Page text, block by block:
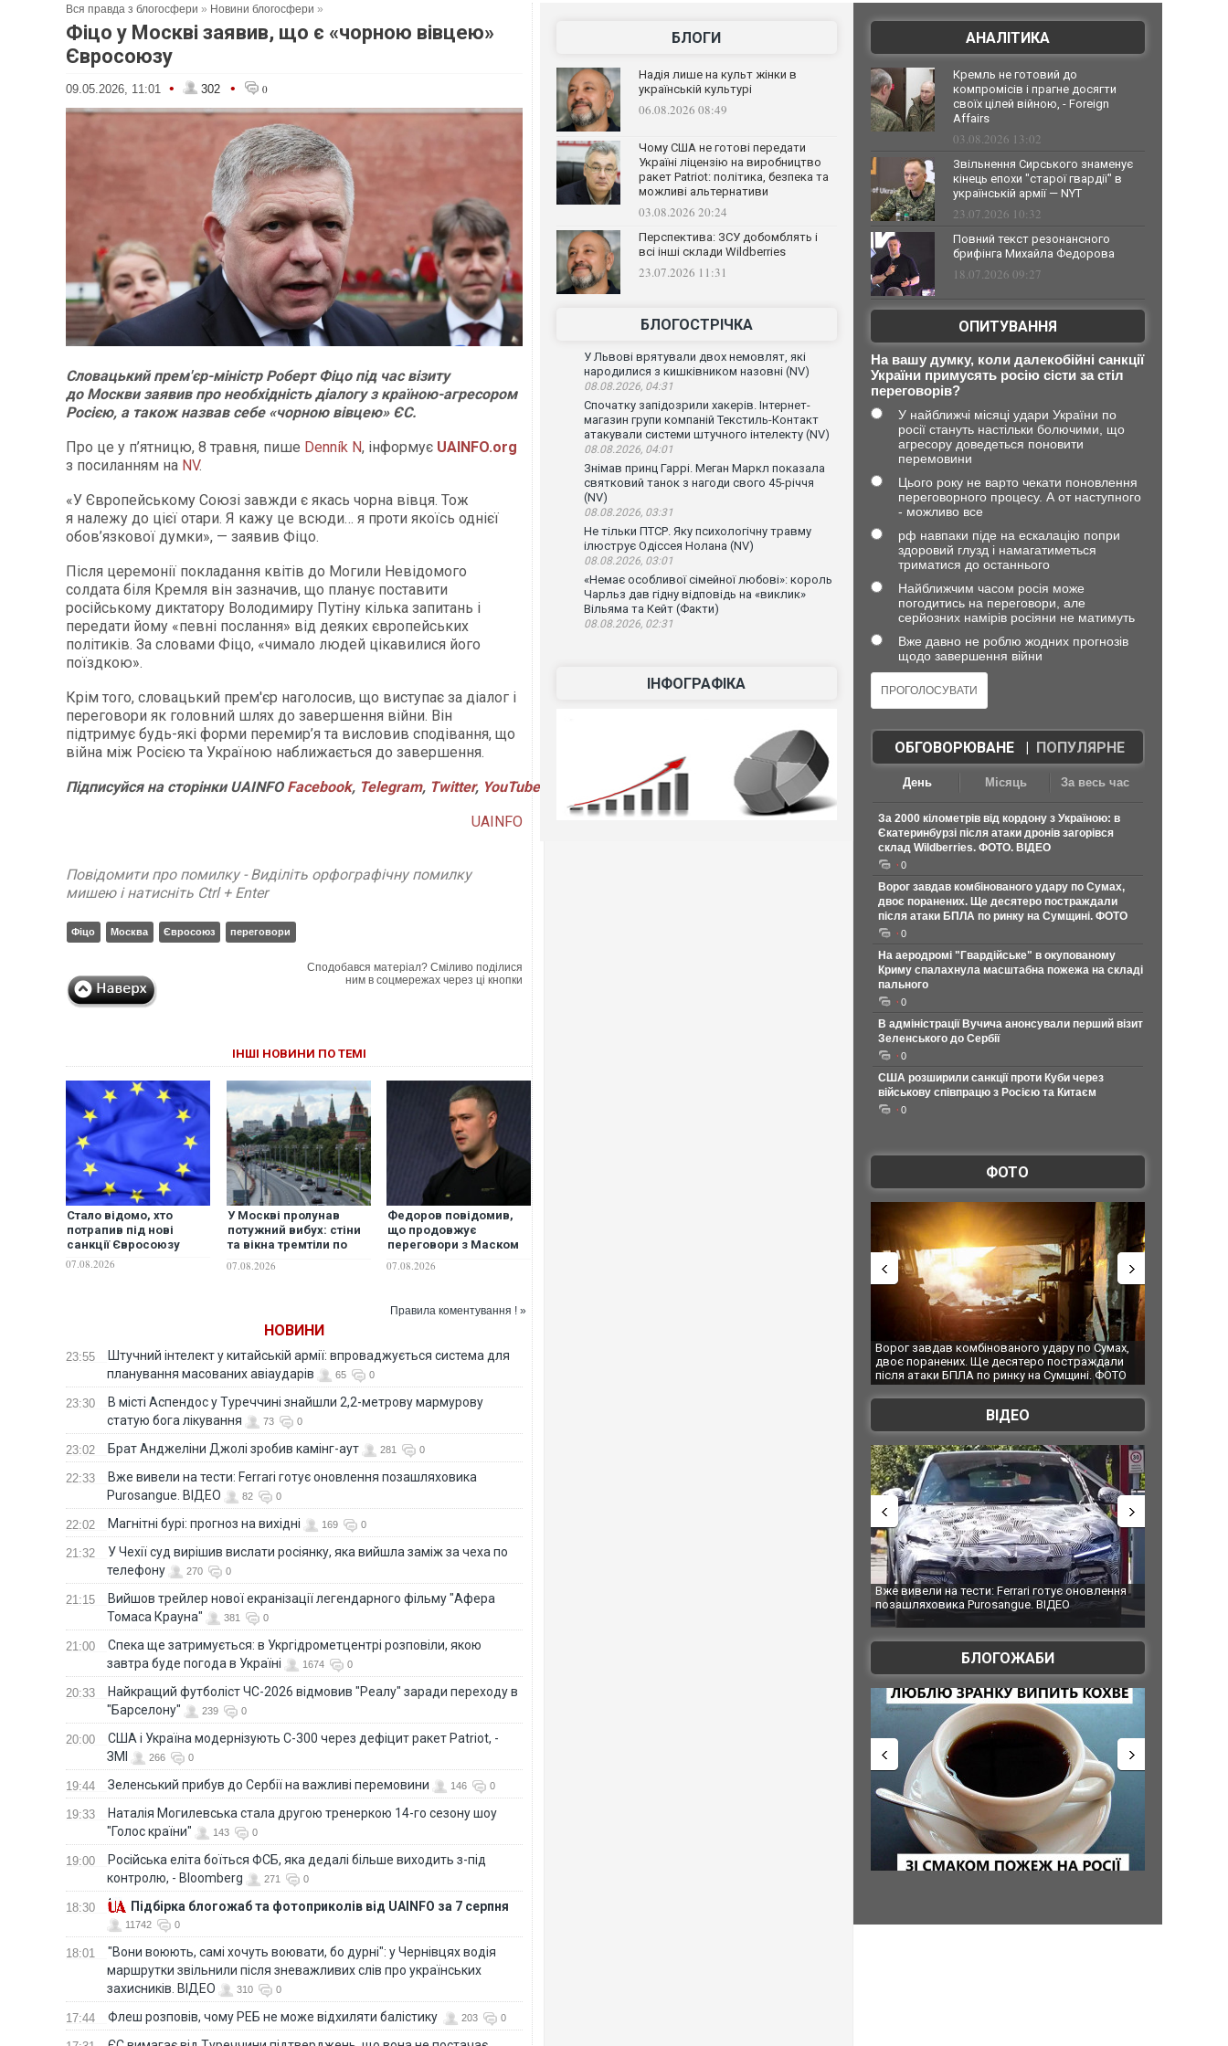
Вся правда з блогосфери » Новини блогосфери »
Фіцо у Москві заявив, що є «чорною вівцею»
Євросоюзу
09.05.2026, 11:01 • 302 • 0
Словацький прем'єр-міністр Роберт Фіцо під час візиту
до Москви заявив про необхідність діалогу з країною-агресором
Росією, а також назвав себе «чорною вівцею» ЄС.
Про це у п’ятницю, 8 травня, пише Denník N, інформує UAINFO.org
з посиланням на NV.
«У Європейському Союзі завжди є якась чорна вівця. Тож
я належу до цієї отари. Я кажу це всюди… я проти якоїсь однієї
обов’язкової думки», — заявив Фіцо.
Після церемонії покладання квітів до Могили Невідомого
солдата біля Кремля він зазначив, що планує поставити
російському диктатору Володимиру Путіну кілька запитань і
передати йому «певні послання» від деяких європейських
політиків. За словами Фіцо, «чимало людей цікавилися його
поїздкою».
Крім того, словацький прем'єр наголосив, що виступає за діалог і
переговори як головний шлях до завершення війни. Він
підтримує будь-які форми перемир’я та висловив сподівання, що
війна між Росією та Україною наближається до завершення.
ПідписуйсянасторінкиUAINFO Facebook, Telegram, Twitter, YouTube
UAINFO
Повідомити про помилку - Виділіть орфографічну помилку
мишею і натисніть Ctrl + Enter
Фіцо Москва Євросоюз переговори
Сподобався матеріал? Сміливо поділися
ним в соцмережах через ці кнопки
ІНШІ НОВИНИ ПО ТЕМІ
Стало відомо, хто
потрапив під нові
санкції Євросоюзу
07.08.2026
У Москві пролунав
потужний вибух: стіни
та вікна тремтіли по
07.08.2026
Федоров повідомив,
що продовжує
переговори з Маском
Starlink для ураження
07.08.2026
Правила коментування ! »
НОВИНИ
23:55
Штучний інтелект у китайській армії: впроваджується система для
планування масованих авіаударів
65 0
23:30
В місті Аспендос у Туреччині знайшли 2,2-метрову мармурову
статую бога лікування
73 0
23:02 Брат Анджеліни Джолі зробив камінг-аут 281 0
22:33
Вже вивели на тести: Ferrari готує оновлення позашляховика
Purosangue. ВІДЕО
82 0
22:02 Магнітні бурі: прогноз на вихідні 169 0
21:32
У Чехії суд вирішив вислати росіянку, яка вийшла заміж за чеха по
телефону
270 0
21:15
Вийшов трейлер нової екранізації легендарного фільму "Афера
Томаса Крауна"
381 0
21:00
Спека ще затримується: в Укргідрометцентрі розповіли, якою
завтра буде погода в Україні
1674 0
20:33
Найкращий футболіст ЧС-2026 відмовив "Реалу" заради переходу в
"Барселону"
239 0
20:00
США і Україна модернізують С-300 через дефіцит ракет Patriot, -
ЗМІ
266 0
19:44 Зеленський прибув до Сербії на важливі перемовини 146 0
19:33
Наталія Могилевська стала другою тренеркою 14-го сезону шоу
"Голос країни"
143 0
19:00
Російська еліта боїться ФСБ, яка дедалі більше виходить з-під
контролю, - Bloomberg
271 0
18:30 Підбірка блогожаб та фотоприколів від UAINFO за 7 серпня
11742 0
18:01
"Вони воюють, самі хочуть воювати, бо дурні": у Чернівцях водія
маршрутки звільнили після зневажливих слів про українських
захисників. ВІДЕО
310 0
17:44 Флеш розповів, чому РЕБ не може відхиляти балістику 203 0
БЛОГИ
Надія лише на культ жінки в
українській культурі
06.08.2026 08:49
Чому США не готові передати
Україні ліцензію на виробництво
ракет Patriot: політика, безпека та
можливі альтернативи
03.08.2026 20:24
Перспектива: ЗСУ добомблять і
всі інші склади Wildberries
23.07.2026 11:31
БЛОГОСТРІЧКА
У Львові врятували двох немовлят, які
народилися з кишківником назовні (NV)
08.08.2026, 04:31
Спочатку запідозрили хакерів. Інтернет-
магазин групи компаній Текстиль-Контакт
атакували системи штучного інтелекту (NV)
08.08.2026, 04:01
Знімав принц Гаррі. Меган Маркл показала
святковий танок з нагоди свого 45-річчя
(NV)
08.08.2026, 03:31
Не тільки ПТСР. Яку психологічну травму
ілюструє Одіссея Нолана (NV)
08.08.2026, 03:01
«Немає особливої сімейної любові»: король
Чарльз дав гідну відповідь на «виклик»
Вільяма та Кейт (Факти)
08.08.2026, 02:31
ІНФОГРАФІКА
АНАЛІТИКА
Кремль не готовий до
компромісів і прагне досягти
своїх цілей війною, - Foreign
Affairs
03.08.2026 13:02
Звільнення Сирського знаменує
кінець епохи "старої гвардії" в
українській армії — NYT
23.07.2026 10:32
Повний текст резонансного
брифінга Михайла Федорова
18.07.2026 09:27
ОПИТУВАННЯ
На вашу думку, коли далекобійні санкції
України примусять росію сісти за стіл
переговорів?
У найближчі місяці удари України по
росії стануть настільки болючими, що
агресору доведеться поновити
перемовини
Цього року не варто чекати поновлення
переговорного процесу. А от наступного
- можливо все
рф навпаки піде на ескалацію попри
здоровий глузд і намагатиметься
триматися до останнього
Найближчим часом росія може
погодитись на переговори, але
серйозних намірів росіяни не матимуть
Вже давно не роблю жодних прогнозів
щодо завершення війни
ОБГОВОРЮВАНЕ| ПОПУЛЯРНЕ
День Місяць За весь час
За 2000 кілометрів від кордону з Україною: в
Єкатеринбурзі після атаки дронів загорівся
склад Wildberries. ФОТО. ВІДЕО
0
Ворог завдав комбінованого удару по Сумах,
двоє поранених. Ще десятеро постраждали
після атаки БПЛА по ринку на Сумщині. ФОТО
0
На аеродромі "Гвардійське" в окупованому
Криму спалахнула масштабна пожежа на складі
пального
0
В адміністрації Вучича анонсували перший візит
Зеленського до Сербії
0
США розширили санкції проти Куби через
військову співпрацю з Росією та Китаєм
0
ФОТО
Ворог завдав комбінованого удару по Сумах,
двоє поранених. Ще десятеро постраждали
після атаки БПЛА по ринку на Сумщині. ФОТО
За 2000 кілометрів від кордону з Україною: в
Єкатеринбурзі після атаки дронів загорівся
склад Wildberries. ФОТО. ВІДЕО
ВІДЕО
Вже вивели на тести: Ferrari готує оновлення
позашляховика Purosangue. ВІДЕО
Вийшов трейлер нової екранізації легендарного
фільму "Афера Томаса Крауна"
БЛОГОЖАБИ